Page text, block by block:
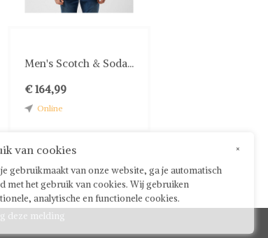
Men's Scotch & Soda...
€ 164,99
Online
×
van cookies
gebruikmaakt van onze website, ga je automatisch
met het gebruik van cookies. Wij gebruiken
analytische en functionele cookies.
deze melding